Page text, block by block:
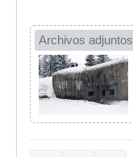
Archivos